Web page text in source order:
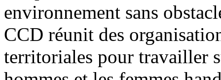
environnement sans
CCD réunit des
territoriales pour travailler